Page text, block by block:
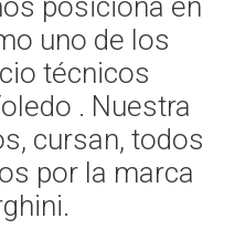
posiciona en
uno de los
técnicos
. Nuestra
cursan, todos
por la marca